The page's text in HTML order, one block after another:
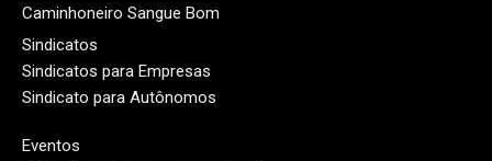
Caminhoneiro Sangue Bom
Sindicatos
Sindicatos para Empresas
Sindicato para Autônomos
Eventos